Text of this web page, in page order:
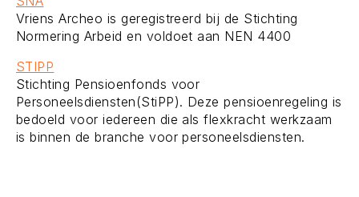
Vriens Archeo is geregistreerd bij de Stichting
Normering Arbeid en voldoet aan NEN 4400
STIPP
Stichting Pensioenfonds voor
Personeelsdiensten(StiPP). Deze pensioenregeling is
bedoeld voor iedereen die als flexkracht werkzaam
is binnen de branche voor personeelsdiensten.